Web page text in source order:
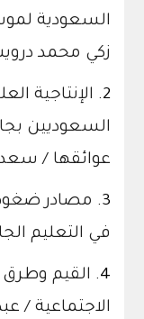
زكي محمد
2.
الإنتاجية
السعوديين
عوائقها / سعد
3.
مصادر
في التعليم
4.
القيم
الاجتماعية /